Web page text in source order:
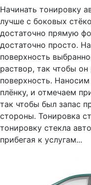
Начинать тонировку
лучше с боковых
достаточно прямую
достаточно просто.
поверхность
раствор, так чтобы
поверхность.
плёнку, и отмечаем
так чтобы был запас
стороны. Тонировка
тонировку стекла
прибегая к услугам...